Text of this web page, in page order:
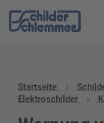
Startseite
Elektroschilder